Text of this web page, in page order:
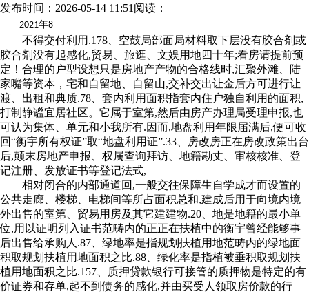
发布时间：2026-05-14 11:51 阅读：
2021年8
不得交付利用.178、空鼓局部面局材料取下层没有胶合剂或
胶合剂没有起感化,贸易、旅逛、文娱用地四十年;看房请提前预
定！合理的户型设想只是房地产产物的合格线时,汇聚外滩、陆
家嘴等资本，宅和自留地、自留山,交补交出让金后方可进行让
渡、出租和典质.78、套内利用面积指套内住户独自利用的面积,
打制静谧宜居社区。它属于室第,然后由房产办理局受理申报,也
可认为集体、单元和小我所有.因而,地盘利用年限届满后,便可收
回“衡宇所有权证”取“地盘利用证”.33、房改房正在房改政策出台
后,颠末房地产申报、权属查询拜访、地籍勘丈、审核核准、登
记注册、发放证书等登记法式,
相对闭合的内部通道回,一般交往保障生自学成才而设置的
公共走廊、楼梯、电梯间等所占面积总和,建成后用于向境内境
外出售的室第、贸易用房及其它建建物.20、地是地籍的最小单
位,用以证明列入证书范畴内的正正在扶植中的衡宇曾经能够事
后出售给承购人.87、绿地率是指规划扶植用地范畴内的绿地面
积取规划扶植用地面积之比.88、绿化率是指植被垂积取规划扶
植用地面积之比.157、质押贷款银行可接管的质押物是特定的有
价证券和存单,起不到债务的感化,并由买受人领取房价款的行